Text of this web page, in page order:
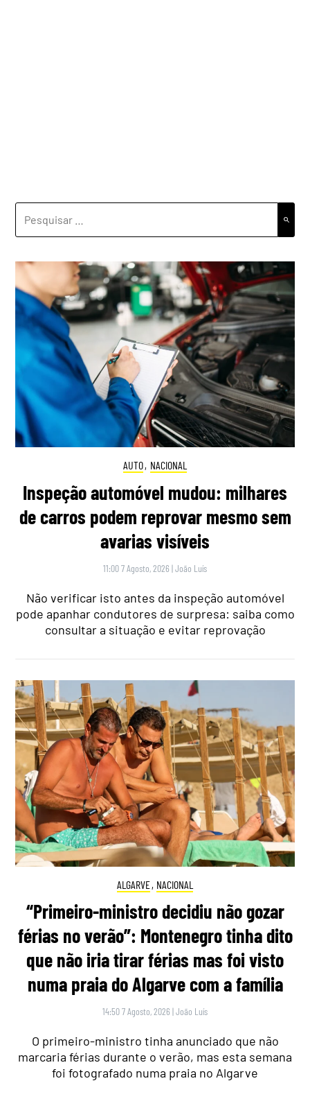
POR:
AUTO, NACIONAL
Inspeção automóvel mudou: milhares
de carros podem reprovar mesmo sem
avarias visíveis
11:00 7 Agosto, 2026 |João Luís
Não verificar isto antes da inspeção automóvel
pode apanhar condutores de surpresa: saiba como
consultar a situação e evitar reprovação
ALGARVE, NACIONAL
“Primeiro-ministro decidiu não gozar
férias no verão”: Montenegro tinha dito
que não iria tirar férias mas foi visto
numa praia do Algarve com a família
14:50 7 Agosto, 2026 |João Luís
O primeiro-ministro tinha anunciado que não
marcaria férias durante o verão, mas esta semana
foi fotografado numa praia no Algarve